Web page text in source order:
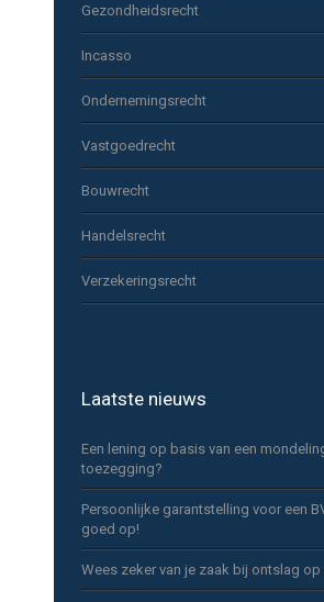
Gezondheidsrecht
Incasso
Ondernemingsrecht
Vastgoedrecht
Bouwrecht
Handelsrecht
Verzekeringsrecht
Laatste nieuws
Een lening op basis van een
toezegging?
Persoonlijke garantstelling voor een
goed op!
Wees zeker van je zaak bij ontslag